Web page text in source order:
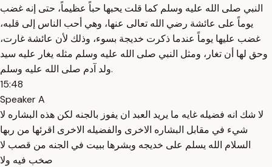
النبي صلى الله عليه وسلم كما قلت يحبها حباً عظيماً، حتى إنه غضب
يوماً على عائشة رضي الله تعالى عنها، وهي أحب الناس إلى قلبه،
غضب عليها يوماً عندما ذكرت خديجة بسوء، وذلك لأن عائشة غارت،
وحق لها أن تغار، ومثل النبي صلى الله عليه وسلم مثله يغار عليه سيد
ولد آدم صلى الله عليه وسلم.
15:48
Speaker A
لا شك انه فضيله غايه ما يريد العبد ان يفوز بالجنه لكن هذه البشاره لا
شيء في مقابل البشاره الاخرى والفضيله الاخرى اقرئها من ربها
السلام الله يسلم على خديجه وبشرها ببيت في الجنه من قصب لا
صخب فيه ولا